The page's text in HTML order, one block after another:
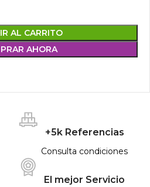
AL CARRITO
AHORA
+5k Referencias
Consulta condiciones
El mejor Servicio